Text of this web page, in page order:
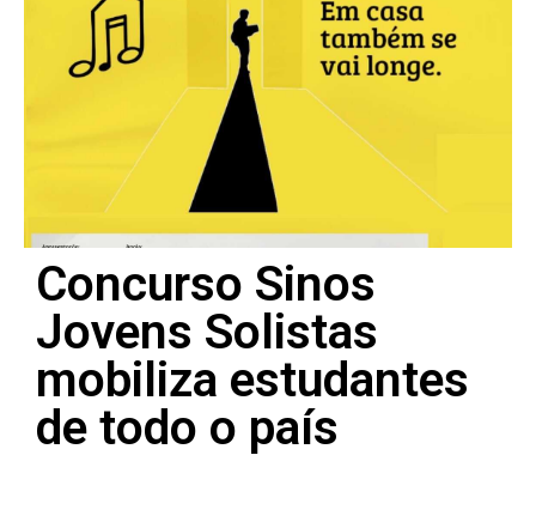
Concurso Sinos
Jovens Solistas
mobiliza estudantes
de todo o país